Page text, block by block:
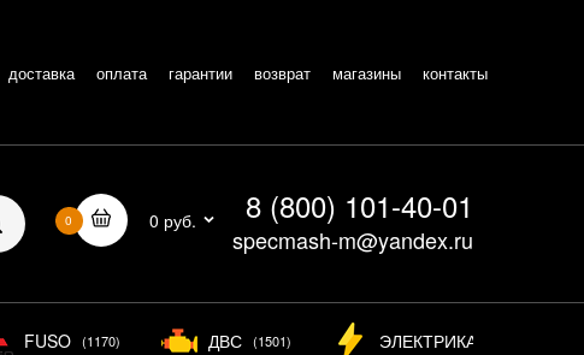
доставка оплата гарантии возврат магазины контакты
0 0 руб. 8 (800) 101-40-01
specmash-m@yandex.ru
FUSO (1170) ДВС (1501) ЭЛЕКТРИКА